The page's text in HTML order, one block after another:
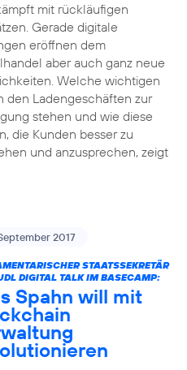
mit rückläufigen
Gerade digitale
eröffnen dem
aber auch ganz neue
Welche wichtigen
den Ladengeschäften zur
stehen und wie diese
die Kunden besser zu
und anzusprechen, zeigt
2017
STAATSSEKRETÄR
DIGITAL TALK IM BASECAMP:
Spahn will mit